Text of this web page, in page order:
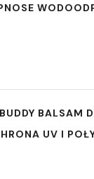
BALSAM
UV I